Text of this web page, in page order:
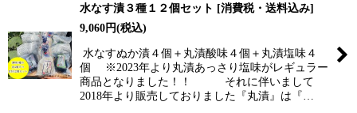
水なす漬３種１２個セット [消費税・送料込み]
9,060円(税込)
水なすぬか漬４個＋丸漬酸味４個＋丸漬塩味４
個 ※2023年より丸漬あっさり塩味がレギュラー
商品となりました！！ それに伴いまして
2018年より販売しておりました『丸漬』は『…